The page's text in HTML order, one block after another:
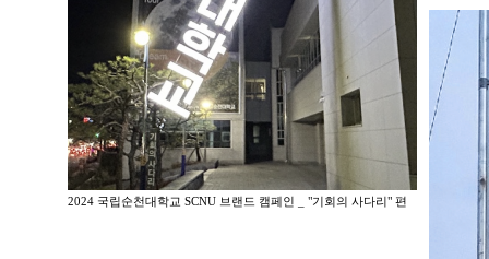
2024 국립순천대학교 SCNU 브랜드 캠페인 _ "기회의 사다리" 편